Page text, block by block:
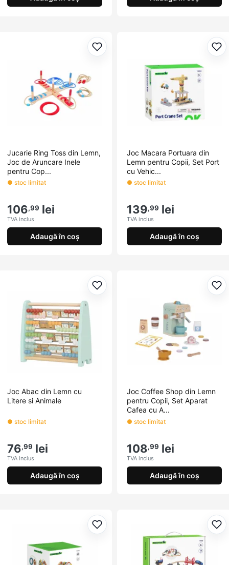
Adaugă la favorite
Jucarie Ring Toss din Lemn,
Joc de Aruncare Inele
pentru Cop...
● stoc limitat
106,99 lei
TVA inclus
Adaugă în coș
Joc Macara Portuara din
Lemn pentru Copii, Set Port
cu Vehic...
● stoc limitat
139,99 lei
TVA inclus
Adaugă în coș
Adaugă la favorite
Joc Abac din Lemn cu
Litere si Animale
● stoc limitat
76,99 lei
TVA inclus
Adaugă în coș
Joc Coffee Shop din Lemn
pentru Copii, Set Aparat
Cafea cu A...
● stoc limitat
108,99 lei
TVA inclus
Adaugă în coș
Adaugă la favorite